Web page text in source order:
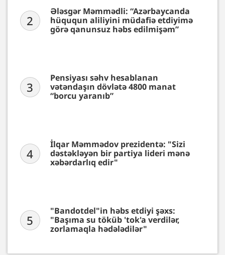
2
Ələsgər Məmmədli: “Azərbaycanda
hüququn aliliyini müdafiə etdiyimə
görə qanunsuz həbs edilmişəm”
3
Pensiyası səhv hesablanan
vətəndaşın dövlətə 4800 manat
“borcu yaranıb”
4
İlqar Məmmədov prezidentə: "Sizi
dəstəkləyən bir partiya lideri mənə
xəbərdarlıq edir"
5
"Bandotdel"in həbs etdiyi şəxs:
"Başıma su töküb 'tok'a verdilər,
zorlamaqla hədələdilər"